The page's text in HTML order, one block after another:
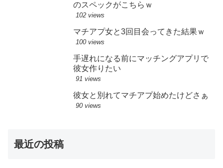
のスペックがこちらｗ
102 views
マチアプ女と3回目会ってきた結果ｗ
100 views
手遅れになる前にマッチングアプリで
彼女作りたい
91 views
彼女と別れてマチアプ始めたけどさぁ
90 views
最近の投稿